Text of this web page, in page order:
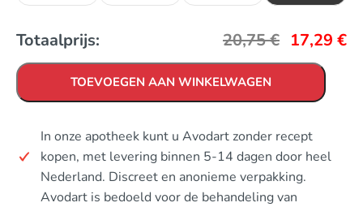
Totaalprijs: 20,75€ 17,29 €
TOEVOEGEN AAN WINKELWAGEN
In onze apotheek kunt u Avodart zonder recept
kopen, met levering binnen 5-14 dagen door heel
Nederland. Discreet en anonieme verpakking.
Avodart is bedoeld voor de behandeling van